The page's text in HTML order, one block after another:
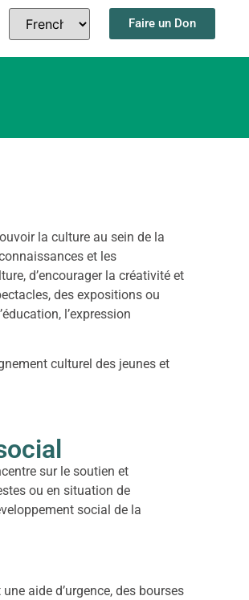
Faire un Don
la culture au sein de la
et les
d’encourager la créativité et
des expositions ou
l’expression
culturel des jeunes et
sur le soutien et
ou en situation de
social de la
aide d’urgence, des bourses